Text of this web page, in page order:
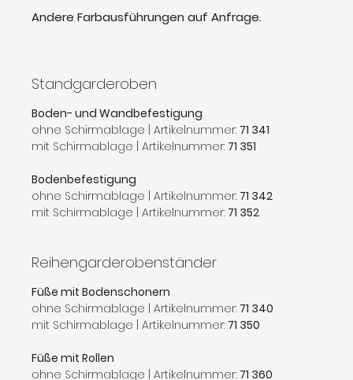
Andere Farbausführungen auf Anfrage.
Standgarderoben
Boden- und Wandbefestigung
ohne Schirmablage | Artikelnummer: 71 341
mit Schirmablage | Artikelnummer: 71 351
Bodenbefestigung
ohne Schirmablage | Artikelnummer: 71 342
mit Schirmablage | Artikelnummer: 71 352
Reihengarderobenständer
Füße mit Bodenschonern
ohne Schirmablage | Artikelnummer: 71 340
mit Schirmablage | Artikelnummer: 71 350
Füße mit Rollen
ohne Schirmablage | Artikelnummer: 71 360